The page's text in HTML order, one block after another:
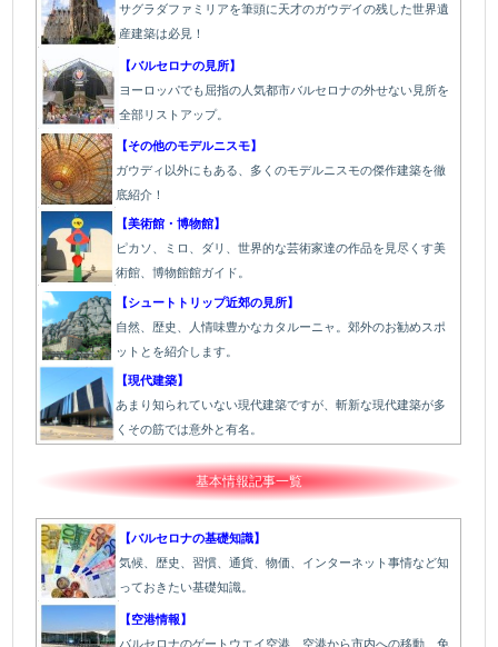
サグラダファミリアを筆頭に天才のガウデイの残した世界遺
産建築は必見！
【バルセロナの見所】
ヨーロッパでも屈指の人気都市バルセロナの外せない見所を
全部リストアップ。
【その他のモデルニスモ】
ガウディ以外にもある、多くのモデルニスモの傑作建築を徹
底紹介！
【美術館・博物館】
ピカソ、ミロ、ダリ、世界的な芸術家達の作品を見尽くす美
術館、博物館館ガイド。
【シュートトリップ近郊の見所】
自然、歴史、人情味豊かなカタルーニャ。郊外のお勧めスポ
ットとを紹介します。
【現代建築】
あまり知られていない現代建築ですが、斬新な現代建築が多
くその筋では意外と有名。
基本情報記事一覧
【バルセロナの基礎知識】
気候、歴史、習慣、通貨、物価、インターネット事情など知
っておきたい基礎知識。
【空港情報】
バルセロナのゲートウエイ空港、空港から市内への移動、免